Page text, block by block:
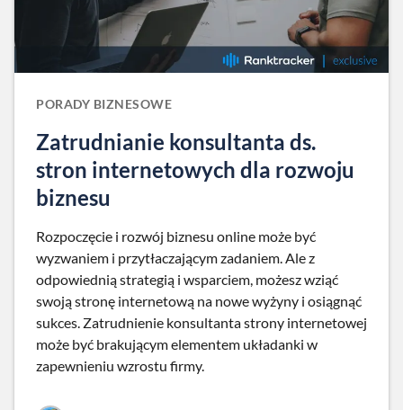
PORADY BIZNESOWE
Zatrudnianie konsultanta ds.
stron internetowych dla rozwoju
biznesu
Rozpoczęcie i rozwój biznesu online może być
wyzwaniem i przytłaczającym zadaniem. Ale z
odpowiednią strategią i wsparciem, możesz wziąć
swoją stronę internetową na nowe wyżyny i osiągnąć
sukces. Zatrudnienie konsultanta strony internetowej
może być brakującym elementem układanki w
zapewnieniu wzrostu firmy.